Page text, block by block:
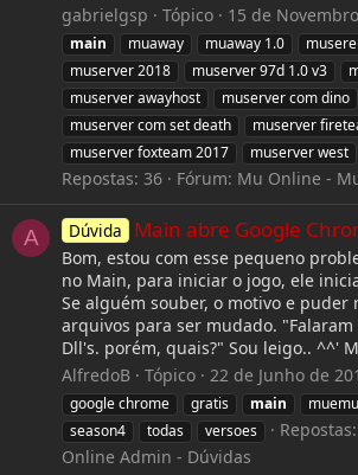
gabrielgsp
Tópico 15 de
main
muaway muaway 1.0
muserver 2018
muserver 97d 1.0 v3
muserver awayhost
muserver com dino
muserver com set death
muserver
muserver foxteam 2017
muserver west
Repostas: 36 Fórum: Mu Online -
A Dúvida Main abre Google
Bom, estou com esse pequeno
no Main, para iniciar o jogo, ele
Se alguém souber, o motivo e
arquivos para ser mudado.
Dll's. porém, quais?" Sou leigo.. ^^'
AlfredoB
Tópico 22 de Junho de
google chrome
gratis main muemu
season4
todas versoes
Online Admin - Dúvidas